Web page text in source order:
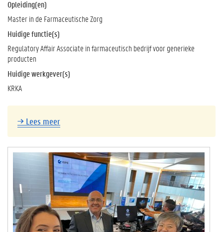
Opleiding(en)
Master in de Farmaceutische Zorg
Huidige functie(s)
Regulatory Affair Associate in farmaceutisch bedrijf voor generieke
producten
Huidige werkgever(s)
KRKA
→ Lees meer